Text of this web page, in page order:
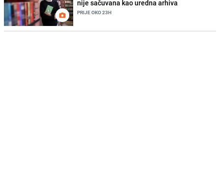
nije sačuvana kao uredna arhiva
PRIJE OKO 23H